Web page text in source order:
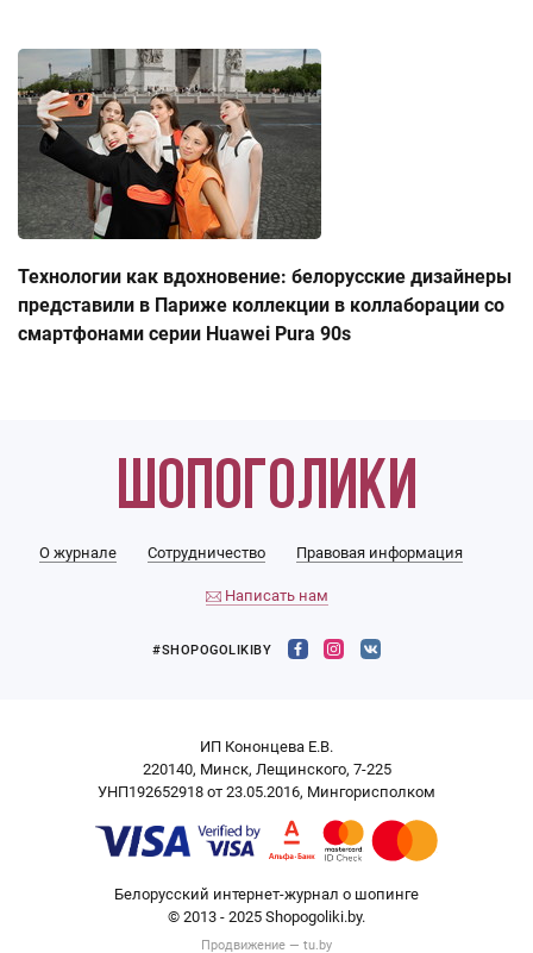
Технологии как вдохновение: белорусские дизайнеры
представили в Париже коллекции в коллаборации со
смартфонами серии Huawei Pura 90s
О журнале Сотрудничество Правовая информация
Написать нам
#SHOPOGOLIKIBY
ИП Кононцева Е.В.
220140, Минск, Лещинского, 7-225
УНП192652918 от 23.05.2016, Мингорисполком
Белорусский интернет-журнал о шопинге
© 2013 - 2025 Shopogoliki.by.
Продвижение — tu.by